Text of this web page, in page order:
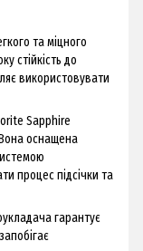
та міцного
стійкість до
використовувати
Sapphire
оснащена
процес підсічки та
гарантує